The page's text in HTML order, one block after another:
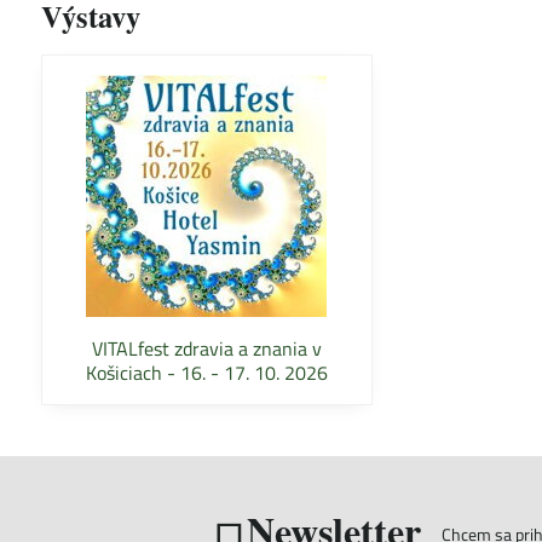
Výstavy
VITALfest zdravia a znania v
Košiciach - 16. - 17. 10. 2026
Newsletter
Chcem sa